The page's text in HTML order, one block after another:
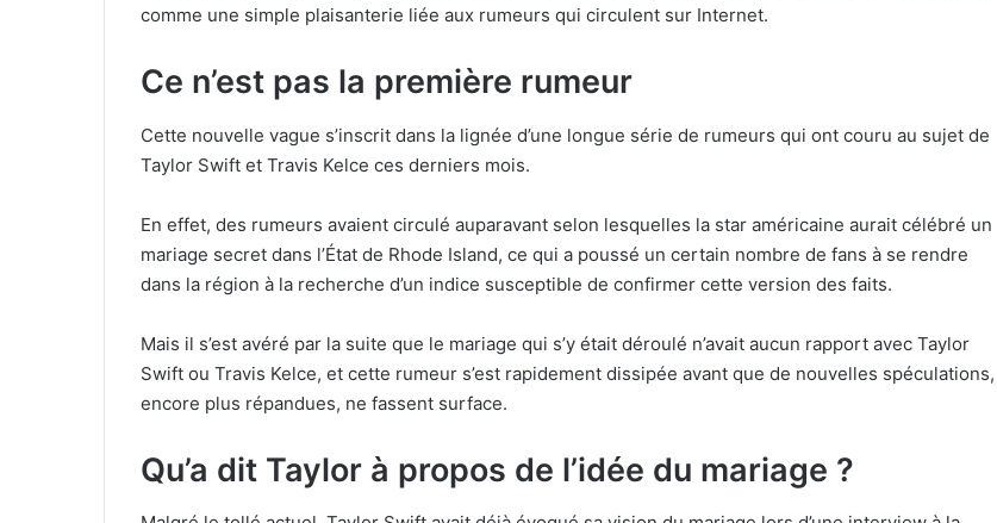
comme une simple plaisanterie liée aux rumeurs qui circulent sur Internet.
Ce n’est pas la première rumeur
Cette nouvelle vague s’inscrit dans la lignée d’une longue série de rumeurs qui ont couru au sujet de
Taylor Swift et Travis Kelce ces derniers mois.
En effet, des rumeurs avaient circulé auparavant selon lesquelles la star américaine aurait célébré un
mariage secret dans l’État de Rhode Island, ce qui a poussé un certain nombre de fans à se rendre
dans la région à la recherche d’un indice susceptible de confirmer cette version des faits.
Mais il s’est avéré par la suite que le mariage qui s’y était déroulé n’avait aucun rapport avec Taylor
Swift ou Travis Kelce, et cette rumeur s’est rapidement dissipée avant que de nouvelles spéculations,
encore plus répandues, ne fassent surface.
Qu’a dit Taylor à propos de l’idée du mariage ?